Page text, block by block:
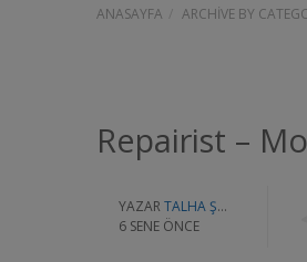
ANASAYFA ARCHIVE BY
Repairist –
YAZAR TALHA ŞAHİN
6 SENE ÖNCE